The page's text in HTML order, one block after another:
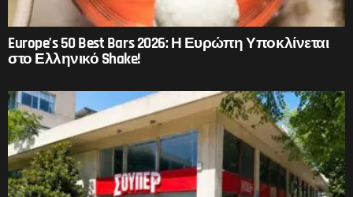
Europe’s 50 Best Bars 2026: Η Ευρώπη Υποκλίνεται
στο Ελληνικό Shake!